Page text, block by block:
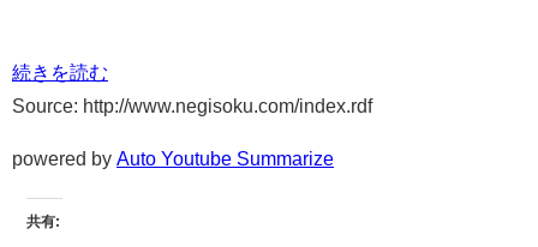
続きを読む
Source: http://www.negisoku.com/index.rdf
powered by Auto Youtube Summarize
共有: